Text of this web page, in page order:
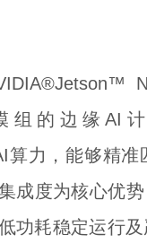
组的边缘AI
算力，能够精
成度为核心优
功耗稳定运行